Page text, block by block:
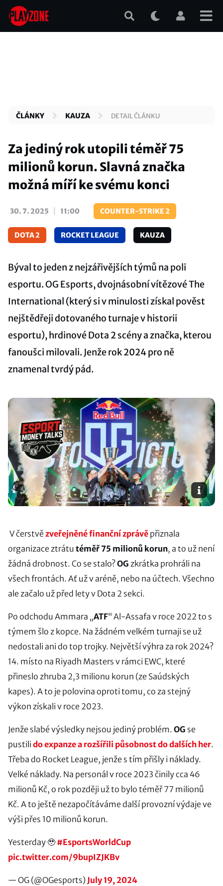
Přejít
hlavnímu
ČLÁNKY KAUZA DETAIL ČLÁNKU
Za jediný rok utopili téměř 75
milionů korun. Slavná značka
možná míří ke svému konci
30. 7. 2025 11:00 COUNTER-STRIKE 2
DOTA 2 ROCKET LEAGUE KAUZA
Býval to jeden z nejzářivějších týmů na poli
esportu. OG Esports, dvojnásobní vítězové The
International (který si v minulosti získal pověst
nejštědřeji dotovaného turnaje v historii
esportu), hrdinové Dota 2 scény a značka, kterou
fanoušci milovali. Jenže rok 2024 pro ně
znamenal tvrdý pád.
V čerstvě zveřejněné finanční zprávě přiznala
organizace ztrátu téměř 75 milionů korun, a to už není
žádná drobnost. Co se stalo?OG zkrátka prohráli na
všech frontách. Ať už v aréně, nebo na účtech. Všechno
ale začalo už před lety v Dota 2 sekci.
Po odchodu Ammara „ATF“ Al-Assafa v roce 2022 to s
týmem šlo z kopce. Na žádném velkém turnaji se už
nedostali ani do top trojky. Největší výhra za rok 2024?
14. místo na Riyadh Masters v rámci EWC, které
přineslo zhruba 2,3 milionu korun (ze Saúdských
kapes). A to je polovina oproti tomu, co za stejný
výkon získali v roce 2023.
Jenže slabé výsledky nejsou jediný problém. OG se
pustili do expanze a rozšířili působnost do dalších her.
Třeba do Rocket League, jenže s tím přišly i náklady.
Velké náklady. Na personál v roce 2023 činily cca 46
milionů Kč, o rok později už to bylo téměř 77 milionů
Kč. A to ještě nezapočítáváme další provozní výdaje ve
výši přes 10 milionů korun.
Yesterday 🥹 #EsportsWorldCup
pic.twitter.com/9bupIZJKBv
— OG (@OGesports) July 19, 2024